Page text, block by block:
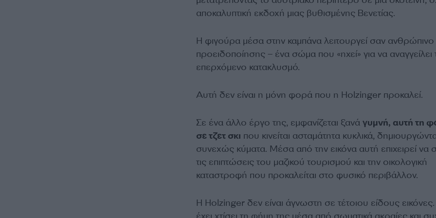
αποκαλυπτική εκδοχή μιας βυθισμένης Βενετίας.
Η φιγούρα μέσα στην καμπάνα λειτουργεί σαν
προειδοποίησης – ένα σώμα που «ηχεί» για να αναγγείλει
επερχόμενο κατακλυσμό.
Αυτή δεν είναι η μόνη φορά που η Holzinger προκαλεί.
Σε ένα άλλο έργο της, εμφανίζεται ξανά γυμνή, αυτή τη
σε τζετ σκι που κινείται ασταμάτητα κυκλικά,
συνεχώς κύματα. Μέσα από την εικόνα αυτή επιχειρεί να
τις επιπτώσεις του μαζικού τουρισμού και την οικολογική
καταστροφή που προκαλείται στο φυσικό περιβάλλον.
Η Holzinger δεν είναι άγνωστη σε τέτοιου είδους εικόνες.